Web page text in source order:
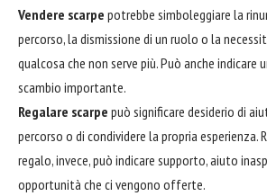
Vendere scarpe potrebbe simboleggiare la
percorso, la dismissione di un ruolo o la
qualcosa che non serve più. Può anche indicare
scambio importante.
Regalare scarpe può significare desiderio di
percorso o di condividere la propria esperienza.
regalo, invece, può indicare supporto, aiuto
opportunità che ci vengono offerte.